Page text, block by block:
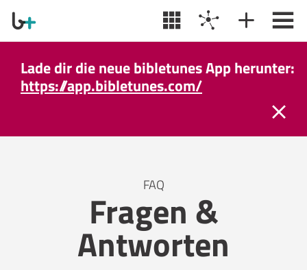
Lade dir die neue bibletunes App herunter:
https://app.bibletunes.com/
FAQ
Fragen &
Antworten